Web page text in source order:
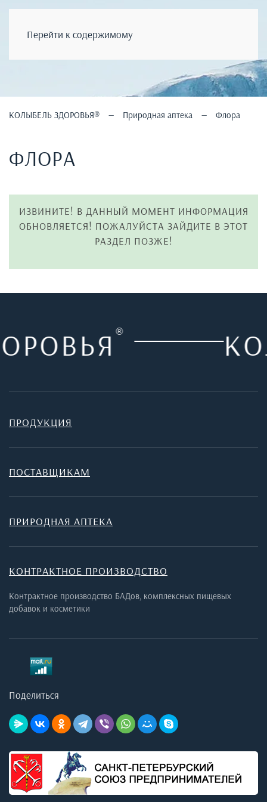
Перейти к содержимому
КОЛЫБЕЛЬ ЗДОРОВЬЯ
КОЛЫБЕЛЬ ЗДОРОВЬЯ® Природная аптека Флора
ФЛОРА
ИЗВИНИТЕ! В ДАННЫЙ МОМЕНТ ИНФОРМАЦИЯ
ОБНОВЛЯЕТСЯ! ПОЖАЛУЙСТА ЗАЙДИТЕ В ЭТОТ
РАЗДЕЛ ПОЗЖЕ!
®
ПРОДУКЦИЯ
ПОСТАВЩИКАМ
ПРИРОДНАЯ АПТЕКА
КОНТРАКТНОЕ ПРОИЗВОДСТВО
Контрактное производство БАДов, комплексных пищевых
добавок и косметики
Поделиться